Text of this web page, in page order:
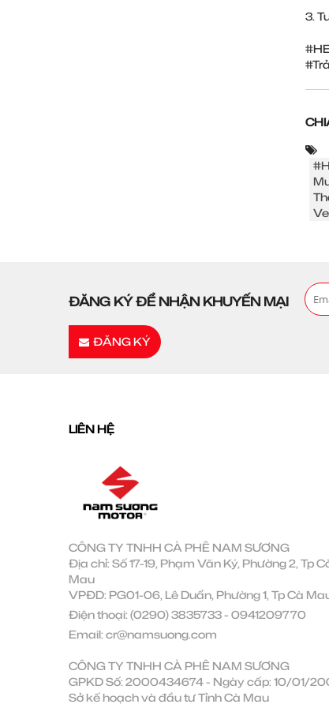
3.
ĐĂNG KÝ ĐỂ NHẬN KHUYẾN MẠI
ĐĂNG KÝ
LIÊN HỆ
CÔNG TY TNHH CÀ PHÊ NAM SƯƠNG
Địa chỉ: Số 17-19, Phạm Văn Ký, Phường 2, Tp
Mau
VPĐD: PG01-06, Lê Duẩn, Phường 1, Tp Cà
Điện thoại: (0290) 3835733- 0941209770
Email: cr@namsuong.com
CÔNG TY TNHH CÀ PHÊ NAM SƯƠNG
GPKD Số: 2000434674 - Ngày cấp: 10/01/
Sở kế hoạch và đầu tư Tỉnh Cà Mau